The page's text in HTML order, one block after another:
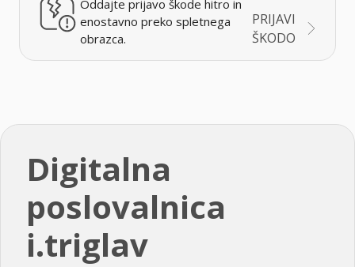
Oddajte prijavo škode hitro in
enostavno preko spletnega
obrazca.
PRIJAVI
ŠKODO
Digitalna
poslovalnica
i.triglav